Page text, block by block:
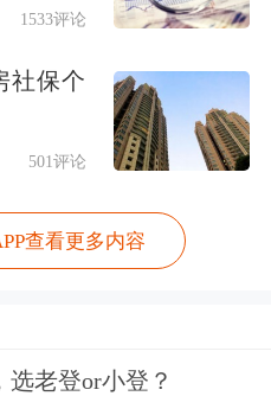
2026年以来，券商
来自散户，机构的
度并不明显，但在
速流入的迹象。
表示，当前市场交
主线赛道，依旧在
转换。保险资金作
1533评论
社保个
501评论
查看更多内容
老登or小登？